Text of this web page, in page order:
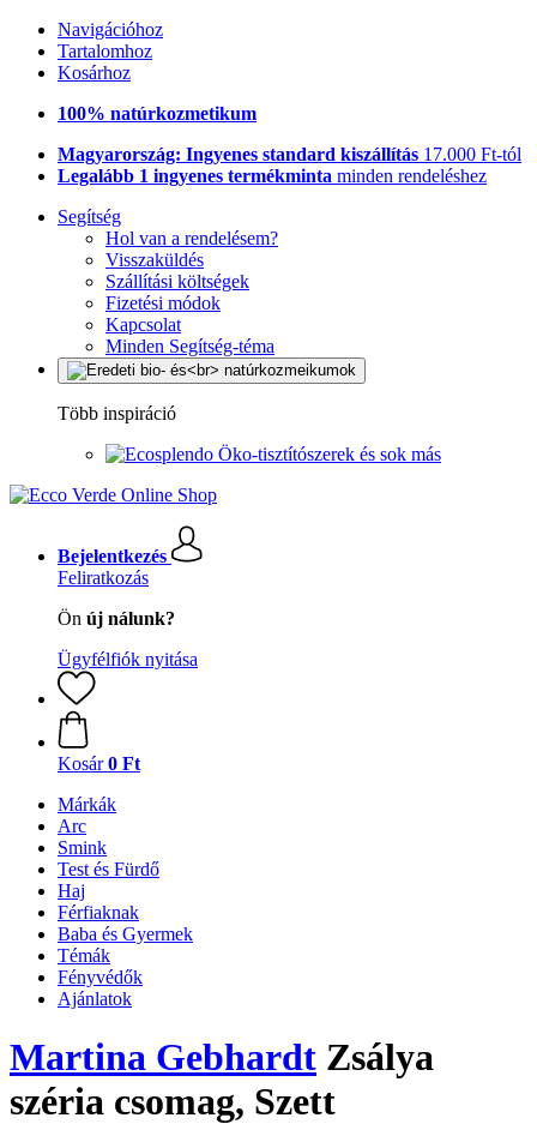
Navigációhoz
Tartalomhoz
Kosárhoz
100% natúrkozmetikum
Magyarország: Ingyenes standard kiszállítás 17.000 Ft-tól
Legalább 1 ingyenes termékminta minden rendeléshez
Segítség
Hol van a rendelésem?
Visszaküldés
Szállítási költségek
Fizetési módok
Kapcsolat
Minden Segítség-téma
Több inspiráció
Öko-tisztítószerek és sok más
Bejelentkezés
Feliratkozás
Ön új nálunk?
Ügyfélfiók nyitása
Kosár 0 Ft
Márkák
Arc
Smink
Test és Fürdő
Haj
Férfiaknak
Baba és Gyermek
Témák
Fényvédők
Ajánlatok
Martina Gebhardt Zsálya
széria csomag, Szett